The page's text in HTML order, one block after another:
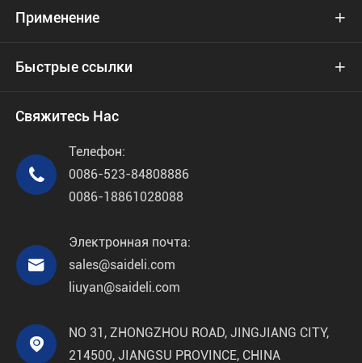
Применение 
Быстрые ссылки 
Свяжитесь Нас

Телефон:
0086-523-84808886
0086-18861028088

Электронная почта:
sales@saideli.com
liuyan@saideli.com

NO 31, ZHONGZHOU ROAD, JINGJIANG CITY,
214500, JIANGSU PROVINCE, CHINA